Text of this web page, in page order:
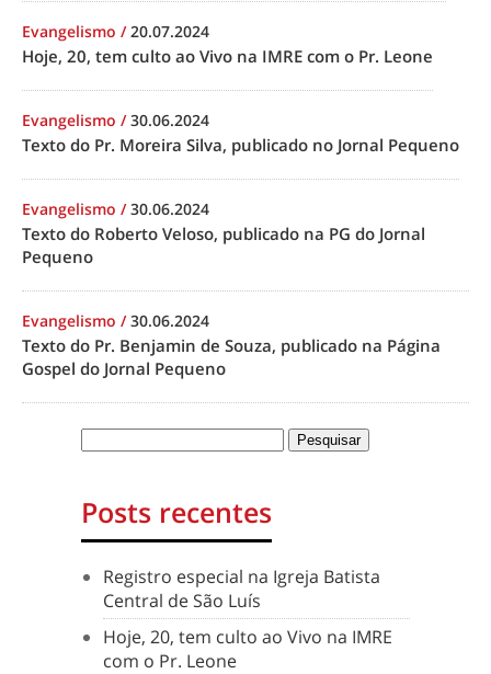
Evangelismo /20.07.2024
Hoje, 20, tem culto ao Vivo na IMRE com o Pr. Leone
Evangelismo /30.06.2024
Texto do Pr. Moreira Silva, publicado no Jornal Pequeno
Evangelismo /30.06.2024
Texto do Roberto Veloso, publicado na PG do Jornal
Pequeno
Evangelismo /30.06.2024
Texto do Pr. Benjamin de Souza, publicado na Página
Gospel do Jornal Pequeno
Posts recentes
Registro especial na Igreja Batista
Central de São Luís
Hoje, 20, tem culto ao Vivo na IMRE
com o Pr. Leone